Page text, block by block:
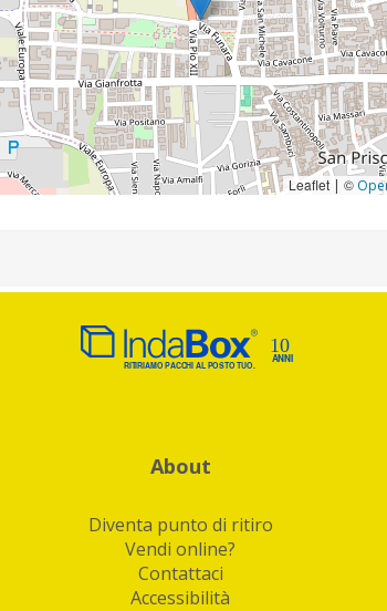
Leaflet | ©
About
Diventa punto di ritiro
Vendi online?
Contattaci
Accessibilità